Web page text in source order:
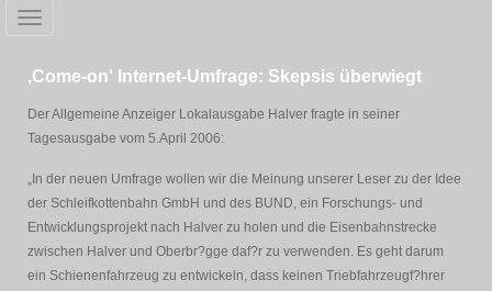
Toggle
‚Come-on‘ Internet-Umfrage: Skepsis überwiegt
Der Allgemeine Anzeiger Lokalausgabe Halver fragte in seiner
Tagesausgabe vom 5.April 2006:
„In der neuen Umfrage wollen wir die Meinung unserer Leser zu der Idee
der Schleifkottenbahn GmbH und des BUND, ein Forschungs- und
Entwicklungsprojekt nach Halver zu holen und die Eisenbahnstrecke
zwischen Halver und Oberbr?gge daf?r zu verwenden. Es geht darum
ein Schienenfahrzeug zu entwickeln, dass keinen Triebfahrzeugf?hrer